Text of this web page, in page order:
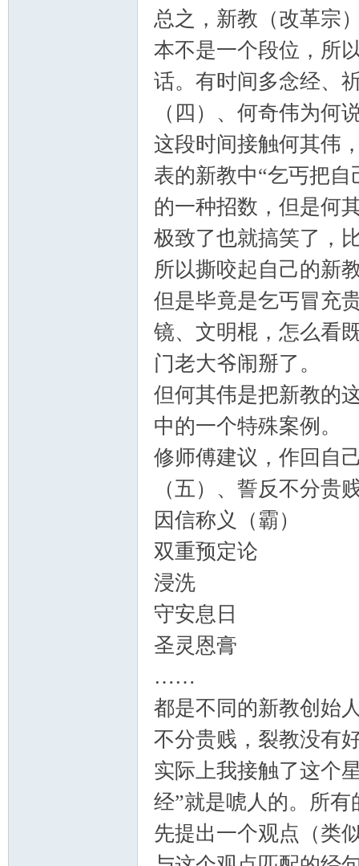
总之，新教（改革宗
本不是一个段位，所
话。有时间多念经、
（四）、何奇伟为何
这段时间接触何其伟
表的新教中“乞丐把
的一种招数，但是何
极致了也就搞笑了，
所以撕咬起自己的新
但是毕竟是乞丐冒充
镜、文明棍，怎么看
门老大爷闹掰了。
但何其伟是把新教的
中的一个特殊案例。
修师傅建议，作回自
（五）、誓反不分贵
因信称义（霸）
双重预定论
浸洗
守安息日
圣灵恩膏
……
都是不同的新教创始
不分贵贱，裂教没有
实际上我接触了这个
经”就是唬人的。所
先提出一个观点（类